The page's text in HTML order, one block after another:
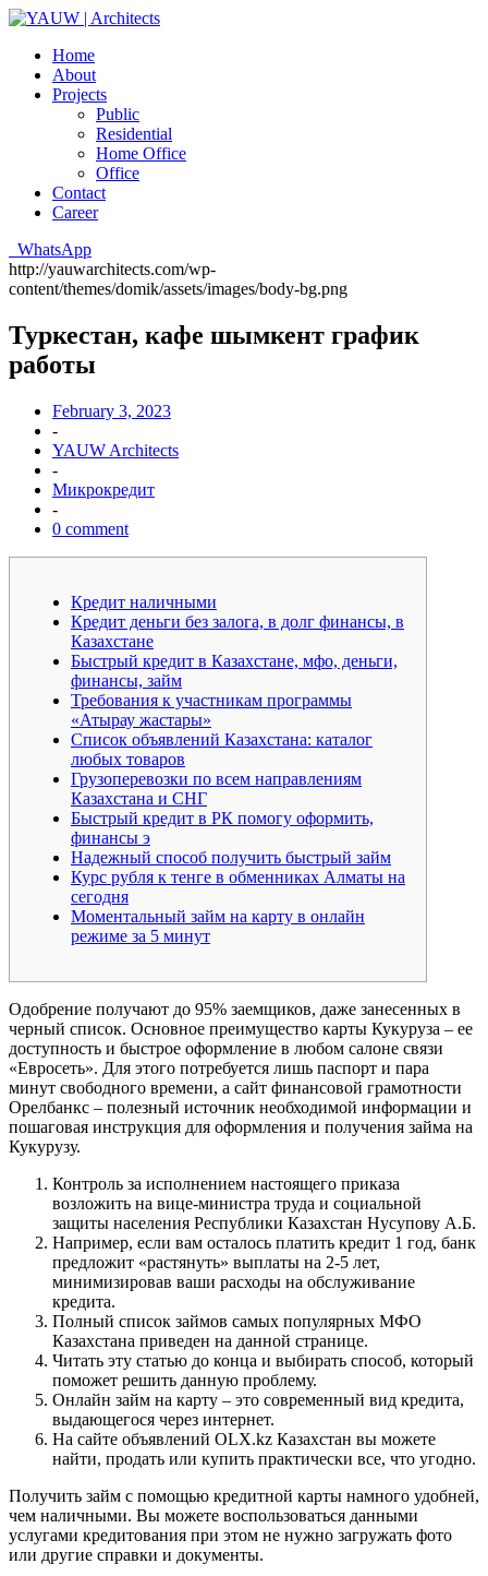
Home
About
Projects
Public
Residential
Home Office
Office
Contact
Career
WhatsApp
http://yauwarchitects.com/wp-
content/themes/domik/assets/images/body-bg.png
Туркестан, кафе шымкент график
работы
February 3, 2023
-
YAUW Architects
-
Микрокредит
-
0 comment
Кредит наличными
Кредит деньги без залога, в долг финансы, в
Казахстане
Быстрый кредит в Казахстане, мфо, деньги,
финансы, займ
Требования к участникам программы
«Атырау жастары»
Список объявлений Казахстана: каталог
любых товаров
Грузоперевозки по всем направлениям
Казахстана и СНГ
Быстрый кредит в РК помогу оформить,
финансы э
Надежный способ получить быстрый займ
Курс рубля к тенге в обменниках Алматы на
сегодня
Моментальный займ на карту в онлайн
режиме за 5 минут
Одобрение получают до 95% заемщиков, даже занесенных в
черный список. Основное преимущество карты Кукуруза – ее
доступность и быстрое оформление в любом салоне связи
«Евросеть». Для этого потребуется лишь паспорт и пара
минут свободного времени, а сайт финансовой грамотности
Орелбанкс – полезный источник необходимой информации и
пошаговая инструкция для оформления и получения займа на
Кукурузу.
Контроль за исполнением настоящего приказа
возложить на вице-министра труда и социальной
защиты населения Республики Казахстан Нусупову А.Б.
Например, если вам осталось платить кредит 1 год, банк
предложит «растянуть» выплаты на 2-5 лет,
минимизировав ваши расходы на обслуживание
кредита.
Полный список займов самых популярных МФО
Казахстана приведен на данной странице.
Читать эту статью до конца и выбирать способ, который
поможет решить данную проблему.
Онлайн займ на карту – это современный вид кредита,
выдающегося через интернет.
На сайте объявлений OLX.kz Казахстан вы можете
найти, продать или купить практически все, что угодно.
Получить займ с помощью кредитной карты намного удобней,
чем наличными. Вы можете воспользоваться данными
услугами кредитования при этом не нужно загружать фото
или другие справки и документы.